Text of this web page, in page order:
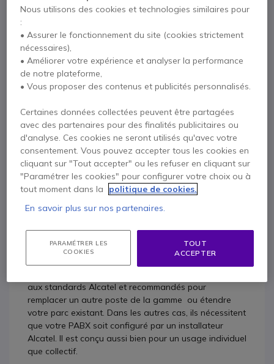
Description
Alcatel 4039
reconditionné
Reconditionné : produit neuf, emballage
reconditionné en usine !
Les produits éco-recyclés que nous vous proposons
sont des produits pas ou peu utilisés, réemballés en
usine en boîte neutre. En parfait état de marche, ils
sont comparables aux produits neufs en terme de
qualité, mais ils sont proposés à prix réduit !
Les produits éco-recyclés sontgarantis 1 an
écologique et citoyenne !
Un poste dédié alcatel
aux standards Alcatel et recommandés pour
remplacer un autre poste de la gamme ou étendre
votre parc existant. Dans les autres cas, ils nécessitent
que votre PABX soit configuré par un installateur
Alcatel. Il est conçu aussi bien pour un usage individuel
que collectif.
Nous utilisons des cookies et technologies similaires pour
:
• Assurer le fonctionnement du site (cookies strictement
nécessaires),
• Améliorer votre expérience et analyser la performance
de notre plateforme,
• Vous proposer des contenus et publicités personnalisés.
Certaines données collectées peuvent être partagées
avec des partenaires pour des finalités publicitaires ou
d'analyse. Ces cookies ne seront utilisés qu'avec votre
consentement. Vous pouvez accepter tous les cookies en
cliquant sur "Tout accepter" ou les refuser en cliquant sur
"Paramétrer les cookies" pour configurer votre choix ou à
tout moment dans la
politique de cookies.
En savoir plus sur nos partenaires.
PARAMÉTRER LES
COOKIES
TOUT
ACCEPTER